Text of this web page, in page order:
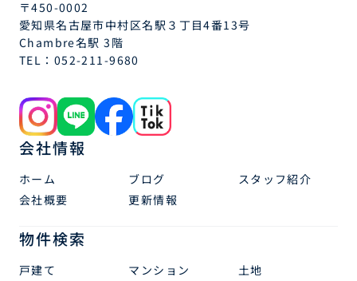
〒450-0002
愛知県名古屋市中村区名駅３丁目4番13号
Chambre名駅 3階
TEL： 052-211-9680
会社情報
ホーム ブログ
スタッフ紹介
会社概要
更新情報
物件検索
戸建て マンション
土地